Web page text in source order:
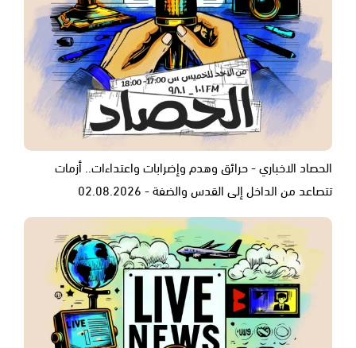
الحصاد الاخباري - حرائق وهدم وإضرابات واعتداءات.. أزمات
تتصاعد من الداخل إلى القدس والضفة - 02.08.2026